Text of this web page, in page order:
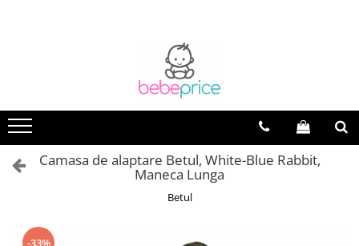
Camasa de alaptare Betul, White-Blue Rabbit,
Maneca Lunga
Betul
-33%